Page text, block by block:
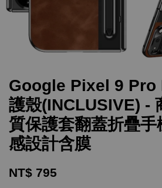
Google Pixel 9 Pro
護殼(INCLUSIVE) -
質保護套翻蓋折疊手
感設計含膜
NT$ 795